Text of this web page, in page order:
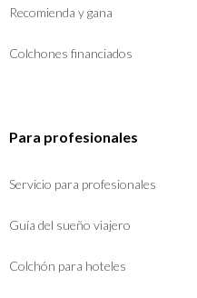
Recomienda y gana
Colchones financiados
Para profesionales
Servicio para profesionales
Guía del sueño viajero
Colchón para hoteles